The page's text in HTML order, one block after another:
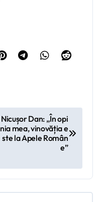
Nicușor Dan: „În opi
nia mea, vinovăția e
ste la Apele Român
e”